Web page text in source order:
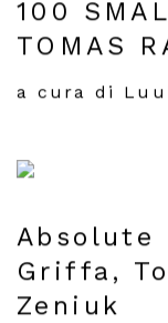
100
TOMAS
a cura di
Absolute
Griffa,
Zeniuk